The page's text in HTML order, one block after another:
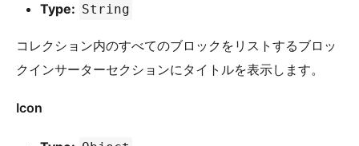
Type: String
コレクション内のすべてのブロックをリストするブロッ
クインサーターセクションにタイトルを表示します。
Icon